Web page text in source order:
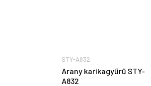
STY-A832
Arany karikagyűrű STY-
A832